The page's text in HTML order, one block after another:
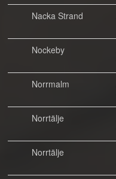
Nacka Strand
Nockeby
Norrmalm
Norrtälje
Norrtälje